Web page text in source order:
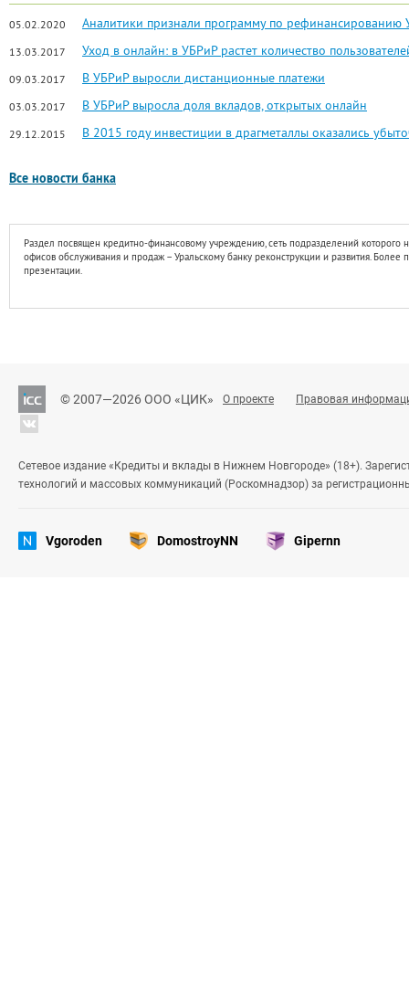
05.02.2020 Аналитики признали программу по рефинансированию
13.03.2017 Уход в онлайн: в УБРиР растет количество
09.03.2017 В УБРиР выросли дистанционные платежи
03.03.2017 В УБРиР выросла доля вкладов, открытых онлайн
29.12.2015 В 2015 году инвестиции в драгметаллы оказались
Все новости банка
Раздел посвящен кредитно-финансовому учреждению, сеть подразделений
офисов обслуживания и продаж – Уральскому банку реконструкции и развития.
презентации.
© 2007—2026 ООО «ЦИК» О проекте Правовая
Сетевое издание «Кредиты и вклады в Нижнем Новгороде» (18+).
технологий и массовых коммуникаций (Роскомнадзор) за
Vgoroden DomostroyNN Gipernn